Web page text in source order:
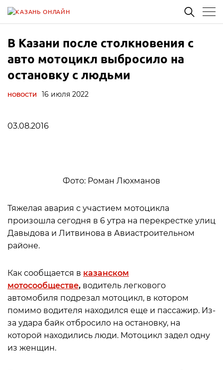
В Казани после столкновения с
авто мотоцикл выбросило на
остановку с людьми
НОВОСТИ 16 июля 2022
03.08.2016
Фото: Роман Люхманов
Тяжелая авария с участием мотоцикла
произошла сегодня в 6 утра на перекрестке улиц
Давыдова и Литвинова в Авиастроительном
районе.
Как сообщается в казанском
мотосообществе, водитель легкового
автомобиля подрезал мотоцикл, в котором
помимо водителя находился еще и пассажир. Из-
за удара байк отбросило на остановку, на
которой находились люди. Мотоцикл задел одну
из женщин.